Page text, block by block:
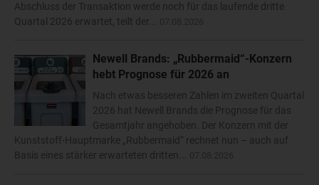
Abschluss der Transaktion werde noch für das laufende dritte
Quartal 2026 erwartet, teilt der...
Newell Brands: „Rubbermaid“-Konzern
hebt Prognose für 2026 an
Nach etwas besseren Zahlen im zweiten Quartal
2026 hat Newell Brands die Prognose für das
Gesamtjahr angehoben. Der Konzern mit der
Kunststoff-Hauptmarke „Rubbermaid“ rechnet nun – auch auf
Basis eines stärker erwarteten dritten...